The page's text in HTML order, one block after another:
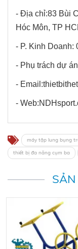
- Địa chỉ:83 Bùi
Hóc Môn, TP
- P. Kinh Doanh:
- Phụ trách dự
-
-
máy tập lung bụng
thiết bị đa năng cụm ba